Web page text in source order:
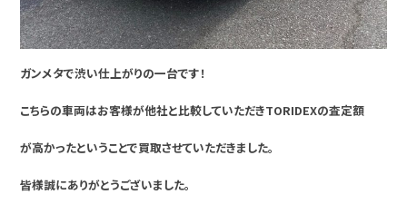
ガンメタで渋い仕上がりの一台です！
こちらの車両はお客様が他社と比較していただきTORIDEXの査定額
が高かったということで買取させていただきました。
皆様誠にありがとうございました。